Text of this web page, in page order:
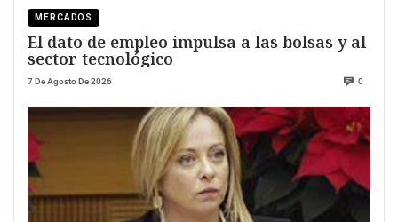
MERCADOS
El dato de empleo impulsa a las bolsas y al
sector tecnológico
7 De Agosto De 2026 0